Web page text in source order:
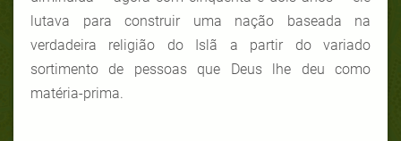
lutava para construir uma nação baseada na
verdadeira religião do Islã a partir do variado
sortimento de pessoas que Deus lhe deu como
matéria-prima.